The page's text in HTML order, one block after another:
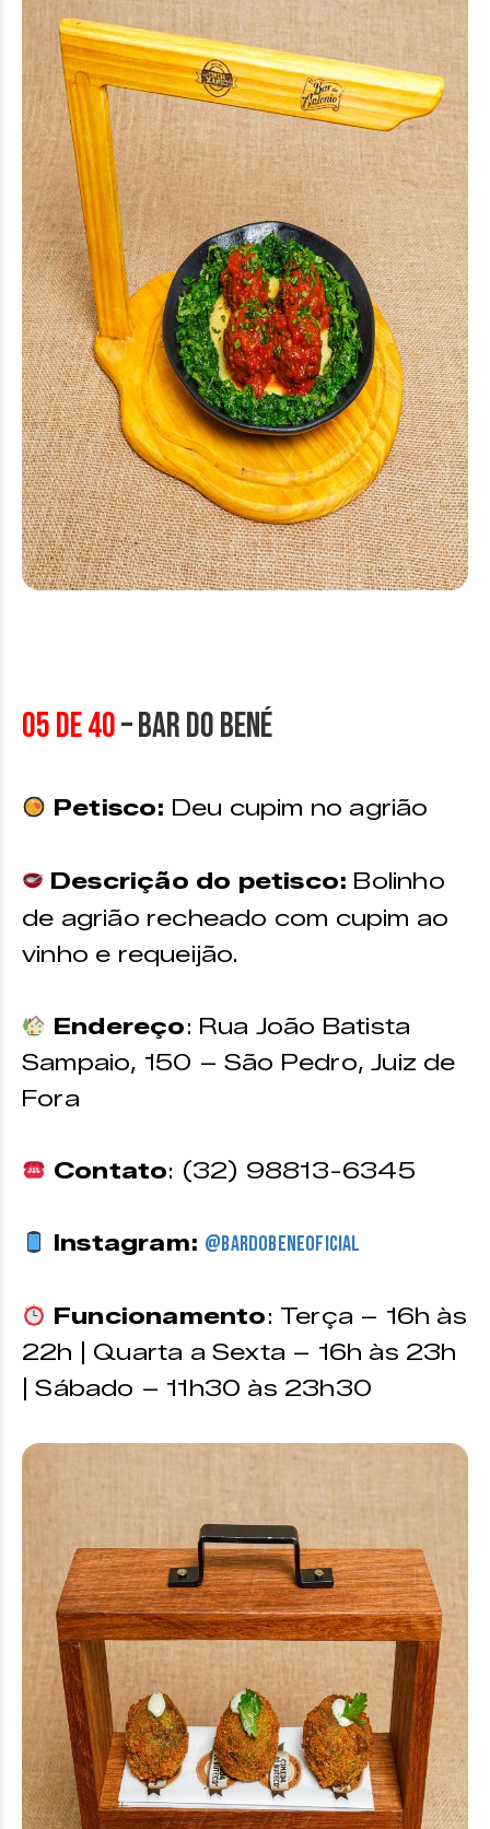
05 de 40– Bar do Bené
Petisco: Deu cupim no agrião
Descrição do petisco: Bolinho
de agrião recheado com cupim ao
vinho e requeijão.
Endereço: Rua João Batista
Sampaio, 150 – São Pedro, Juiz de
Fora
Contato: (32) 98813-6345
Instagram: @bardobeneoficial
Funcionamento: Terça – 16h às
22h | Quarta a Sexta – 16h às 23h
| Sábado – 11h30 às 23h30